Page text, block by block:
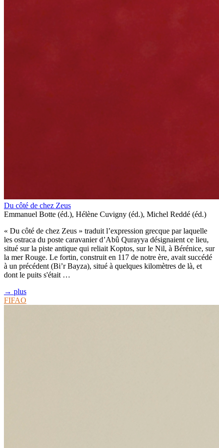
Du côté de chez Zeus
Emmanuel Botte (éd.), Hélène Cuvigny (éd.), Michel Reddé (éd.)
« Du côté de chez Zeus » traduit l’expression grecque par laquelle
les ostraca du poste caravanier d’Abû Qurayya désignaient ce lieu,
situé sur la piste antique qui reliait Koptos, sur le Nil, à Bérénice, sur
la mer Rouge. Le fortin, construit en 117 de notre ère, avait succédé
à un précédent (Bi’r Bayza), situé à quelques kilomètres de là, et
dont le puits s'était …
→ plus
FIFAO